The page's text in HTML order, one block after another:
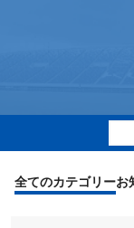
全てのカテゴリーお